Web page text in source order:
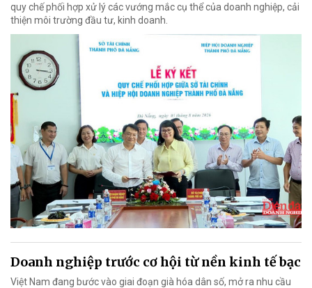
quy chế phối hợp xử lý các vướng mắc cụ thể của doanh nghiệp, cải
thiện môi trường đầu tư, kinh doanh.
Doanh nghiệp trước cơ hội từ nền kinh tế bạc
Việt Nam đang bước vào giai đoạn già hóa dân số, mở ra nhu cầu